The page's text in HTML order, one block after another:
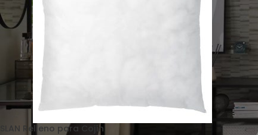
SLAN Relleno para Cojín